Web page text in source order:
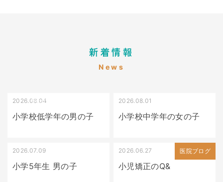
新着情報
News
受け口（しゃくれている）
2026.08.04
小学校低学年の男の子
2026.08.01
小学校中学年の女の子
2026.07.09
小学5年生 男の子
医院ブログ
2026.06.27
小児矯正のQ&